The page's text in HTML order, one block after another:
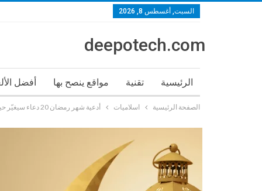
السبت, أغسطس 8, 2026
deepotech.com
الرئيسية تقنية مواقع ينصح بها أفضل
الصفحة الرئيسية اسلاميات أدعية شهر رمضان 20 دعاء سيغيّر حياتك في رمضان